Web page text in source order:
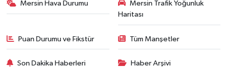
Mersin Hava Durumu
Mersin Trafik Yoğunluk
Haritası
Puan Durumu ve Fikstür Tüm Manşetler
Son Dakika Haberleri Haber Arşivi